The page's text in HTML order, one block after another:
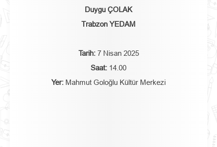
Duygu ÇOLAK
Trabzon YEDAM
Tarih:7 Nisan 2025
Saat: 14.00
Yer: Mahmut Goloğlu Kültür Merkezi